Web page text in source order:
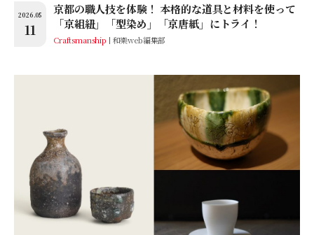
2026.05
11
京都の職人技を体験！ 本格的な道具と材料を使って
「京組紐」「型染め」「京唐紙」にトライ！
Craftsmanship 和樂web編集部